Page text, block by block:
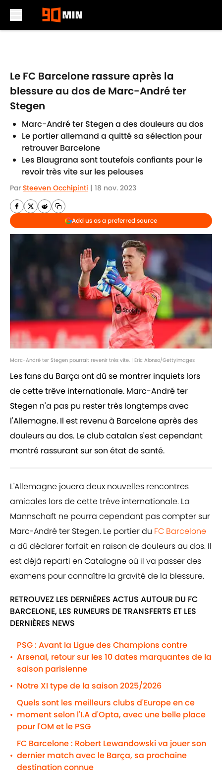
Le FC Barcelone rassure après la
blessure au dos de Marc-André ter
Stegen
Marc-André ter Stegen a des douleurs au dos
Le portier allemand a quitté sa sélection pour
retrouver Barcelone
Les Blaugrana sont toutefois confiants pour le
revoir très vite sur les pelouses
Par Steeven Occhipinti | 18 nov. 2023
Add us as a preferred source
Marc-André ter Stegen pourrait revenir très vite. | Eric Alonso/GettyImages
Les fans du Barça ont dû se montrer inquiets lors
de cette trêve internationale. Marc-André ter
Stegen n'a pas pu rester très longtemps avec
l'Allemagne. Il est revenu à Barcelone après des
douleurs au dos. Le club catalan s'est cependant
montré rassurant sur son état de santé.
L'Allemagne jouera deux nouvelles rencontres
amicales lors de cette trêve internationale. La
Mannschaft ne pourra cependant pas compter sur
Marc-André ter Stegen. Le portier du FC Barcelone
a dû déclarer forfait en raison de douleurs au dos. Il
est déjà reparti en Catalogne où il va passer des
examens pour connaître la gravité de la blessure.
RETROUVEZ LES DERNIÈRES ACTUS AUTOUR DU FC
BARCELONE, LES RUMEURS DE TRANSFERTS ET LES
DERNIÈRES NEWS
•
PSG : Avant la Ligue des Champions contre
Arsenal, retour sur les 10 dates marquantes de la
saison parisienne
• Notre XI type de la saison 2025/2026
•
Quels sont les meilleurs clubs d'Europe en ce
moment selon l'I.A d'Opta, avec une belle place
pour l'OM et le PSG
•
FC Barcelone : Robert Lewandowski va jouer son
dernier match avec le Barça, sa prochaine
destination connue